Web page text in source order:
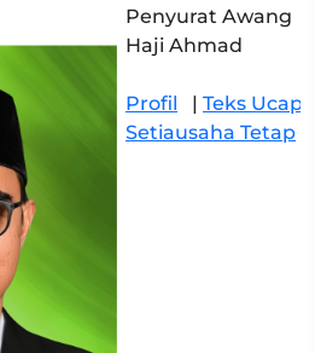
Penyurat Awang
Haji Ahmad
Profil | Teks
Setiausaha Tetap